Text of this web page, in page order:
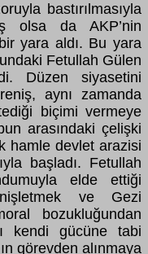
bastırılmasıyla
olsa da AKP’nin
yara aldı. Bu yara
Fetullah Gülen
Düzen siyasetini
aynı zamanda
biçimi vermeye
arasındaki çelişki
hamle devlet arazisi
başladı. Fetullah
elde ettiği
ve Gezi
bozukluğundan
kendi gücüne tabi
görevden alınmaya